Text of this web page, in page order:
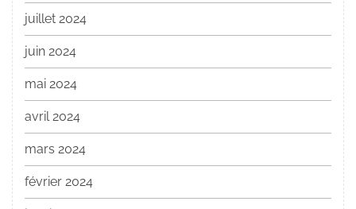
juillet 2024
juin 2024
mai 2024
avril 2024
mars 2024
février 2024